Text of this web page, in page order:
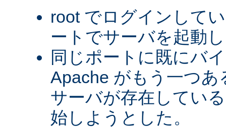
root でログインして
ートでサーバを起動
同じポートに既にバ
Apache がもう一つ
サーバが存在してい
始しようとした。